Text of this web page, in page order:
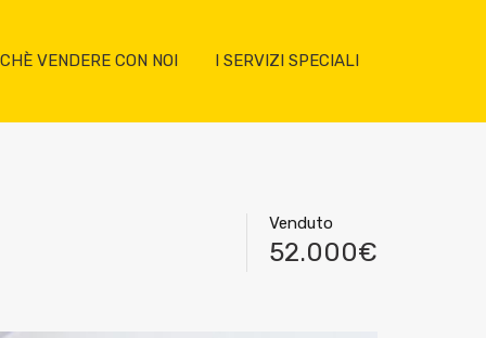
VENDERE CON NOI I SERVIZI SPECIALI
Venduto
52.000€